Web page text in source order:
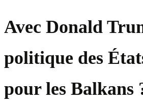
Avec Donald
politique des
pour les Balkans